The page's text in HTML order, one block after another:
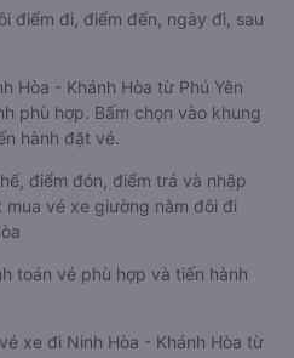
điểm đi, điểm đến, ngày đi, sau
Hòa - Khánh Hòa từ Phú Yên
phù hợp. Bấm chọn vào khung
hành đặt vé.
điểm đón, điểm trả và nhập
vé xe giường nằm đôi đi
toán vé phù hợp và tiến hành
xe đi Ninh Hòa - Khánh Hòa từ